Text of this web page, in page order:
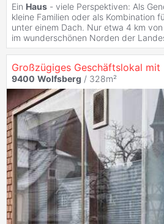
Ein Haus - viele Perspektiven: Als
kleine Familien oder als Kombination
unter einem Dach. Nur etwa 4 km
im wunderschönen Norden der
9400 Wolfsberg / 328m²